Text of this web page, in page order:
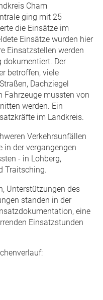
Cham
ging mit 25
die Einsätze im
Einsätze wurden hier
Einsatzstellen werden
dokumentiert. Der
betroffen, viele
Dachziegel
Fahrzeuge mussten von
werden. Ein
im Landkreis.
Verkehrsunfällen
der vergangengen
- in Lohberg,
Traitsching.
Unterstützungen des
standen in der
eine
Einsatzstunden